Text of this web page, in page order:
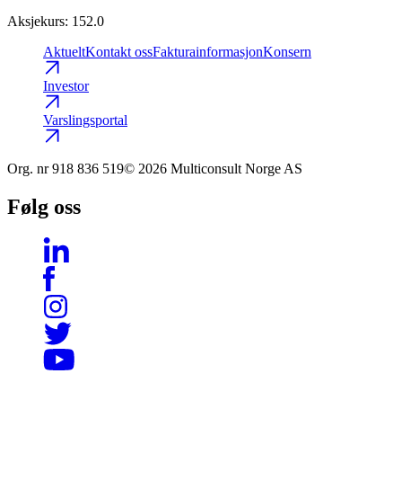
Aksjekurs: 152.0
AktueltKontakt ossFakturainformasjonKonsern
Investor
Varslingsportal
Org. nr 918 836 519© 2026 Multiconsult Norge AS
Følg oss